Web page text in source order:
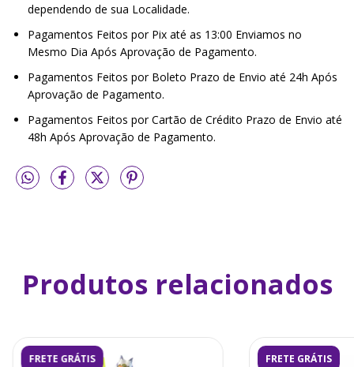
dependendo de sua Localidade.
Pagamentos Feitos por Pix até as 13:00 Enviamos no
Mesmo Dia Após Aprovação de Pagamento.
Pagamentos Feitos por Boleto Prazo de Envio até 24h Após
Aprovação de Pagamento.
Pagamentos Feitos por Cartão de Crédito Prazo de Envio até
48h Após Aprovação de Pagamento.
Produtos relacionados
FRETE GRÁTIS FRETE GRÁTIS